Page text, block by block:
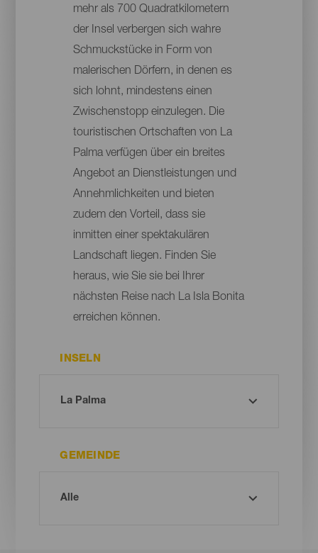
mehr als 700 Quadratkilometern
der Insel verbergen sich wahre
Schmuckstücke in Form von
malerischen Dörfern, in denen es
sich lohnt, mindestens einen
Zwischenstopp einzulegen. Die
touristischen Ortschaften von La
Palma verfügen über ein breites
Angebot an Dienstleistungen und
Annehmlichkeiten und bieten
zudem den Vorteil, dass sie
inmitten einer spektakulären
Landschaft liegen. Finden Sie
heraus, wie Sie sie bei Ihrer
nächsten Reise nach La Isla Bonita
erreichen können.
INSELN
GEMEINDE